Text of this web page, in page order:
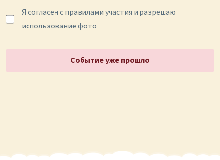
Я согласен с правилами участия и разрешаю
использование фото
Событие уже прошло